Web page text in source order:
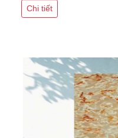
Chi tiết